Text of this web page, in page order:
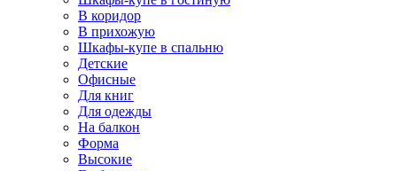
В коридор
В прихожую
Шкафы-купе в спальню
Детские
Офисные
Для книг
Для одежды
На балкон
Форма
Высокие